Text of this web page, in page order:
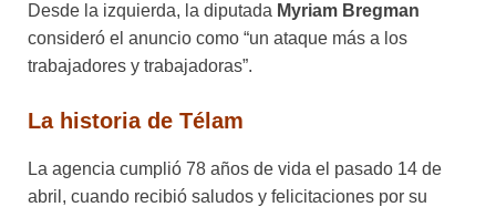
Desde la izquierda, la diputada Myriam Bregman
consideró el anuncio como “un ataque más a los
trabajadores y trabajadoras”.
La historia de Télam
La agencia cumplió 78 años de vida el pasado 14 de
abril, cuando recibió saludos y felicitaciones por su